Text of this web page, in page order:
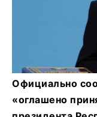
Официально
«оглашено